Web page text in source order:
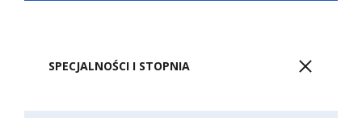
SPECJALNOŚCI I STOPNIA